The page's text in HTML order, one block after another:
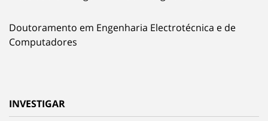
Doutoramento em Engenharia Electrotécnica e de
Computadores
INVESTIGAR